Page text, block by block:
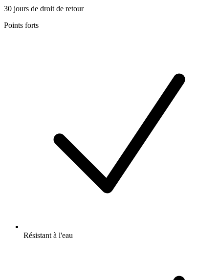
30 jours de droit de retour
Points forts
Résistant à l'eau